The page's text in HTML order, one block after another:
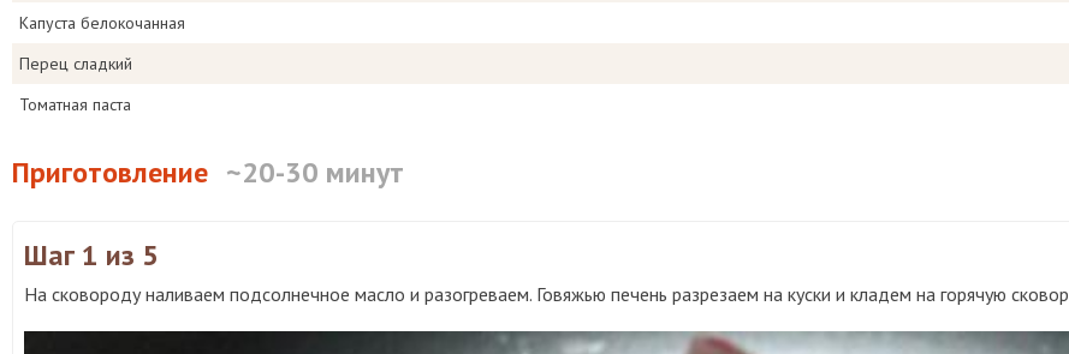
Капуста белокочанная
Перец сладкий
Томатная паста
Приготовление ~20-30 минут
Шаг 1 из 5
На сковороду наливаем подсолнечное масло и разогреваем. Говяжью печень разрезаем на куски и кладем на горячую